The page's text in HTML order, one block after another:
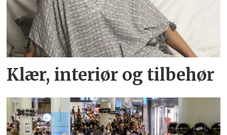
Klær, interiør og tilbehør